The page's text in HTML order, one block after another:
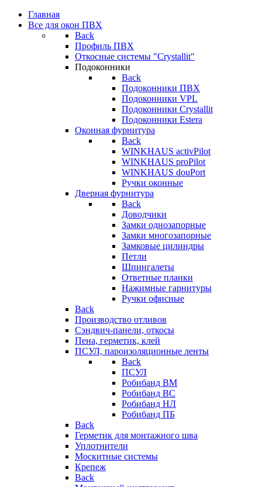
Главная
Все для окон ПВХ
Back
Профиль ПВХ
Откосные системы "Crystallit"
Подоконники
Back
Подоконники ПВХ
Подоконники VPL
Подоконники Crystallit
Подоконники Estera
Оконная фурнитура
Back
WINKHAUS activPilot
WINKHAUS proPilot
WINKHAUS douPort
Ручки оконные
Дверная фурнитура
Back
Доводчики
Замки однозапорные
Замки многозапорные
Замковые цилиндры
Петли
Шпингалеты
Ответные планки
Нажимные гарнитуры
Ручки офисные
Back
Производство отливов
Сэндвич-панели, откосы
Пена, герметик, клей
ПСУЛ, пароизоляционные ленты
Back
ПСУЛ
Робибанд ВМ
Робибанд ВС
Робибанд НЛ
Робибанд ПБ
Back
Герметик для монтажного шва
Уплотнители
Москитные системы
Крепеж
Back